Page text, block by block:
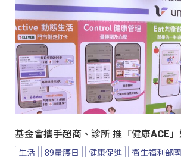
基金會攜手超商、診所 推「健康ACE
生活 89量腰日 健康促進 衛生福利部